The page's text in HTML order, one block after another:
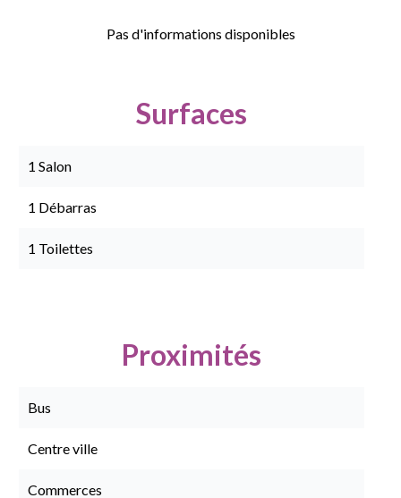
Pas d'informations disponibles
Surfaces
1 Salon
1 Débarras
1 Toilettes
Proximités
Bus
Centre ville
Commerces